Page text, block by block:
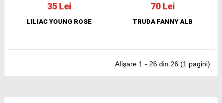
35 Lei
LILIAC YOUNG ROSE
70 Lei
TRUDA FANNY ALB
Afişare 1 - 26 din 26 (1 pagini)